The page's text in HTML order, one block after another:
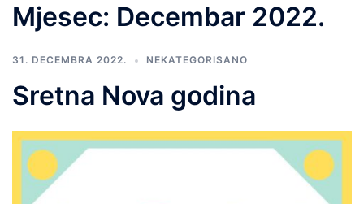
Mjesec: Decembar 2022.
31. DECEMBRA 2022. NEKATEGORISANO
Sretna Nova godina